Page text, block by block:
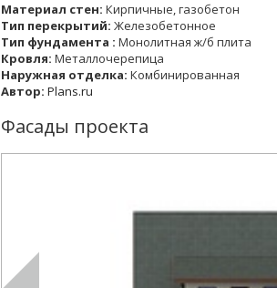
Материал стен: Кирпичные, газобетон
Тип перекрытий: Железобетонное
Тип фундамента : Монолитная ж/б плита
Кровля: Металлочерепица
Наружная отделка: Комбинированная
Автор: Plans.ru
Фасады проекта